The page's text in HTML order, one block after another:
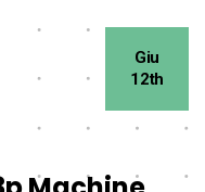
Giu
12th